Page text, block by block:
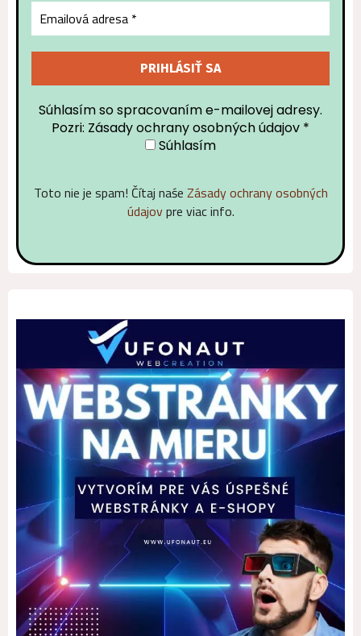
Súhlasím so spracovaním e-mailovej adresy.
Pozri: Zásady ochrany osobných údajov *
Súhlasím
Toto nie je spam! Čítaj naśe Zásady ochrany osobných
údajovpre viac info.
Alternative: